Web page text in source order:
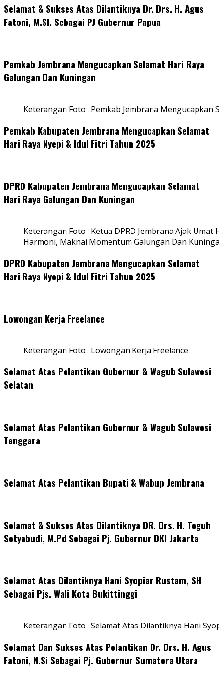
Selamat & Sukses Atas Dilantiknya Dr. Drs. H. Agus
Fatoni, M.SI. Sebagai PJ Gubernur Papua
Pemkab Jembrana Mengucapkan Selamat Hari Raya
Galungan Dan Kuningan
Keterangan Foto : Pemkab Jembrana Mengucapkan
Pemkab Kabupaten Jembrana Mengucapkan Selamat
Hari Raya Nyepi & Idul Fitri Tahun 2025
DPRD Kabupaten Jembrana Mengucapkan Selamat
Hari Raya Galungan Dan Kuningan
Keterangan Foto : Ketua DPRD Jembrana Ajak
Harmoni, Maknai Momentum Galungan Dan
DPRD Kabupaten Jembrana Mengucapkan Selamat
Hari Raya Nyepi & Idul Fitri Tahun 2025
Lowongan Kerja Freelance
Keterangan Foto : Lowongan Kerja Freelance
Selamat Atas Pelantikan Gubernur & Wagub Sulawesi
Selatan
Selamat Atas Pelantikan Gubernur & Wagub Sulawesi
Tenggara
Selamat Atas Pelantikan Bupati & Wabup Jembrana
Selamat & Sukses Atas Dilantiknya DR. Drs. H. Teguh
Setyabudi, M.Pd Sebagai Pj. Gubernur DKI Jakarta
Selamat Atas Dilantiknya Hani Syopiar Rustam, SH
Sebagai Pjs. Wali Kota Bukittinggi
Keterangan Foto : Selamat Atas Dilantiknya Hani
Selamat Dan Sukses Atas Pelantikan Dr. Drs. H. Agus
Fatoni, N.Si Sebagai Pj. Gubernur Sumatera Utara